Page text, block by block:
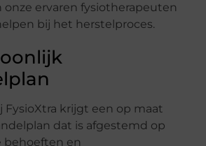
onze ervaren fysiotherapeuten
bij het herstelproces.
FysioXtra krijgt een op maat
dat is afgestemd op
behoeften en